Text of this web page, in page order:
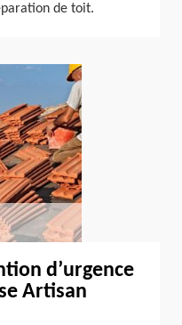
de toit.
d’urgence
Artisan